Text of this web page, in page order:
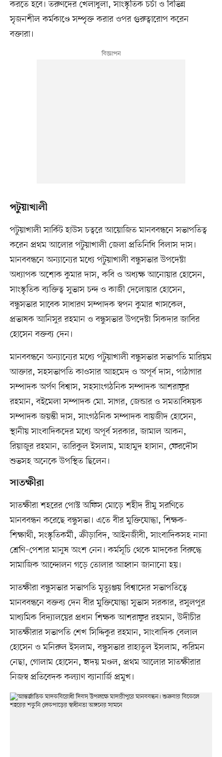
করতে হবে। তরুণদের খেলাধুলা, সাংস্কৃতিক চর্চা ও বিভিন্ন
সৃজনশীল কর্মকাণ্ডে সম্পৃক্ত করার ওপর গুরুত্বারোপ করেন
বক্তারা।
পটুয়াখালী
পটুয়াখালী সার্কিট হাউস চত্বরে আয়োজিত মানববন্ধনে সভাপতিত্ব
করেন প্রথম আলোর পটুয়াখালী জেলা প্রতিনিধি বিলাস দাস।
মানববন্ধনে অন্যান্যের মধ্যে পটুয়াখালী বন্ধুসভার উপদেষ্টা
অধ্যাপক অশোক কুমার দাস, কবি ও অধ্যক্ষ আনোয়ার হোসেন,
সাংস্কৃতিক ব্যক্তিত্ব সুভাস চন্দ ও কাজী দেলোয়ার হোসেন,
বন্ধুসভার সাবেক সাধারণ সম্পাদক স্বপন কুমার খাসকেল,
প্রভাষক আনিসুর রহমান ও বন্ধুসভার উপদেষ্টা সিকদার জাবির
হোসেন বক্তব্য দেন।
মানববন্ধনে অন্যান্যের মধ্যে পটুয়াখালী বন্ধুসভার সভাপতি মারিয়ম
আক্তার, সহসভাপতি কাওসার আহমেদ ও অপূর্ব দাস, পাঠাগার
সম্পাদক অর্পণ বিশ্বাস, সহসাংগঠনিক সম্পাদক আশরাফুর
রহমান, বইমেলা সম্পাদক মো. সাগর, জেন্ডার ও সমতাবিষয়ক
সম্পাদক জয়ন্তী দাস, সাংগঠনিক সম্পাদক বায়জীদ হোসেন,
স্থানীয় সাংবাদিকদের মধ্যে অপূর্ব সরকার, জামাল আকন,
রিয়াজুর রহমান, তারিকুল ইসলাম, মাহামুদ হাসান, ফেরদৌস
শুভসহ অনেকে উপস্থিত ছিলেন।
সাতক্ষীরা
সাতক্ষীরা শহরের পোস্ট অফিস মোড়ে শহীদ রীমু সরণিতে
মানববন্ধন করেছে বন্ধুসভা। এতে বীর মুক্তিযোদ্ধা, শিক্ষক-
শিক্ষার্থী, সংস্কৃতিকর্মী, ক্রীড়াবিদ, আইনজীবী, সাংবাদিকসহ নানা
শ্রেণি–পেশার মানুষ অংশ নেন। কর্মসূচি থেকে মাদকের বিরুদ্ধে
সামাজিক আন্দোলন গড়ে তোলার আহ্বান জানানো হয়।
সাতক্ষীরা বন্ধুসভার সভাপতি মৃত্যুঞ্জয় বিশ্বাসের সভাপতিত্বে
মানববন্ধনে বক্তব্য দেন বীর মুক্তিযোদ্ধা সুভাস সরকার, রসুলপুর
মাধ্যমিক বিদ্যালয়ের প্রধান শিক্ষক আশরাফুর রহমান, উদীচীর
সাতক্ষীরার সভাপতি শেখ সিদ্দিকুর রহমান, সাংবাদিক বেলাল
হোসেন ও মনিরুল ইসলাম, বন্ধুসভার রাহাতুল ইসলাম, করিমন
নেছা, গোলাম হোসেন, হৃদয় মণ্ডল, প্রথম আলোর সাতক্ষীরার
নিজস্ব প্রতিবেদক কল্যাণ ব্যানার্জি প্রমুখ।